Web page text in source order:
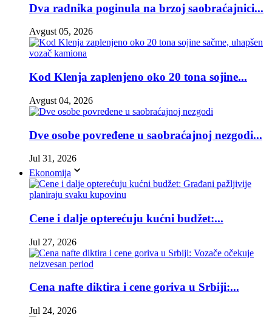
Dva radnika poginula na brzoj saobraćajnici...
Avgust 05, 2026
Kod Klenja zaplenjeno oko 20 tona sojine...
Avgust 04, 2026
Dve osobe povređene u saobraćajnoj nezgodi...
Jul 31, 2026
Ekonomija
Cene i dalje opterećuju kućni budžet:...
Jul 27, 2026
Cena nafte diktira i cene goriva u Srbiji:...
Jul 24, 2026